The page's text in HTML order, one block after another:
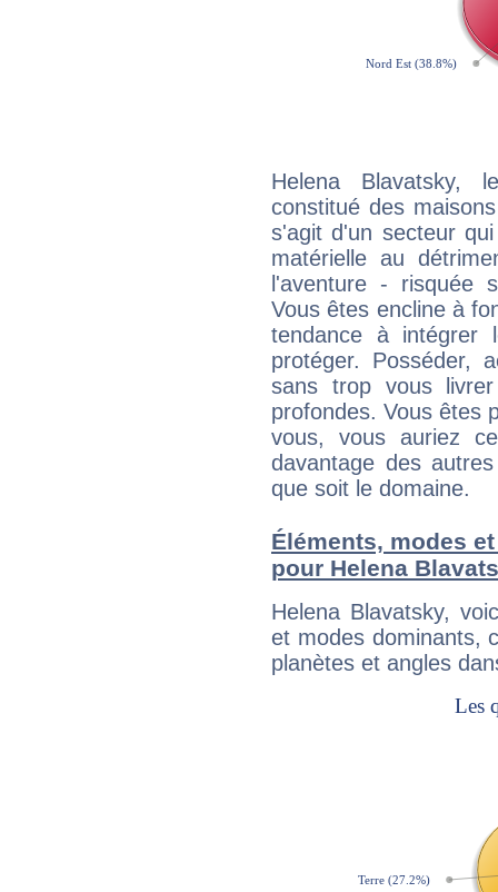
Helena Blavatsky,
constitué des
s'agit d'un secteur
matérielle au
l'aventure - risquée
Vous êtes encline à
tendance à
protéger. Posséder,
sans trop vous
profondes. Vous êtes
vous, vous auriez
davantage des
que soit le domaine.
Éléments, modes
pour Helena
Helena Blavatsky,
et modes dominants,
planètes et angles